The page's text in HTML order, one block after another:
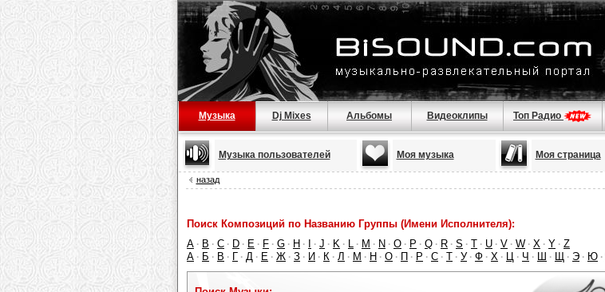
Музыка Dj Mixes Альбомы Видеоклипы Топ Радио
Музыка пользователей Моя музыка Моя страница
назад
Поиск Композиций по Названию Группы (Имени Исполнителя):
A · B · C · D · E · F · G · H · · J · K · L · M · N · O · P · Q · R · S · T · U · V · W · X · Y · Z
А · Б · В · Г · Д · Е · Ж · З · И · К · Л · М · Н · О · П · Р · С · Т · У · Ф · Х · Ц · Ч · Ш · Щ · Э · Ю ·